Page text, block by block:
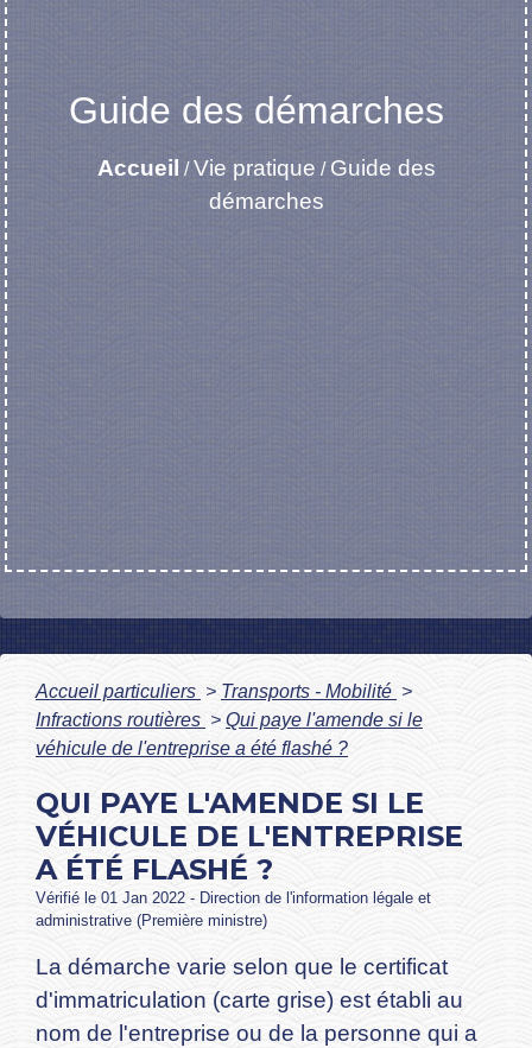
Guide des démarches
Accueil /Vie pratique / Guide des
démarches
Accueil particuliers > Transports - Mobilité >
Infractions routières > Qui paye l'amende si le
véhicule de l'entreprise a été flashé ?
QUI PAYE L'AMENDE SI LE
VÉHICULE DE L'ENTREPRISE
A ÉTÉ FLASHÉ ?
Vérifié le 01 Jan 2022 - Direction de l'information légale et
administrative (Première ministre)
La démarche varie selon que le certificat
d'immatriculation (carte grise) est établi au
nom de l'entreprise ou de la personne qui a